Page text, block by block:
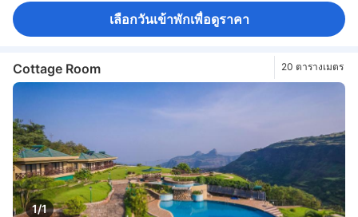
เลือกวันเข้าพักเพื่อดูราคา
Cottage Room 20 ตารางเมตร
1/1